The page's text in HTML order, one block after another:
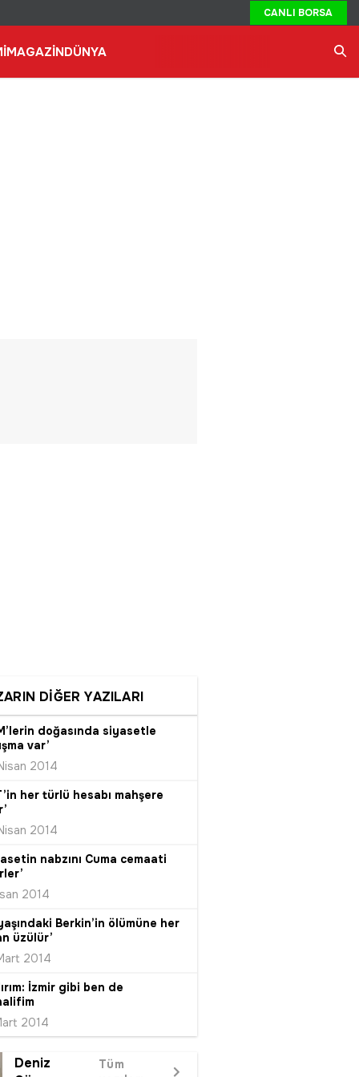
CANLI BORSA
MAGAZİNDÜNYA
DİĞER YAZILARI
doğasında siyasetle
var’
2014
her türlü hesabı mahşere
2014
nabzını Cuma cemaati
2014
Berkin’in ölümüne her
üzülür’
2014
İzmir gibi ben de
2014
Deniz
Tüm